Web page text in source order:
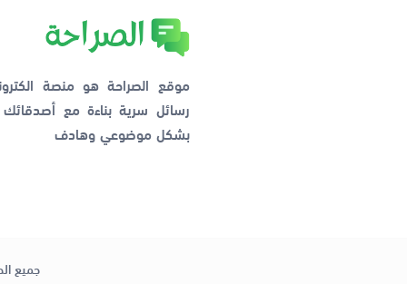
موقع الصراحة هو منصة
رسائل سرية بناءة مع
بشكل موضوعي وهادف
جميع